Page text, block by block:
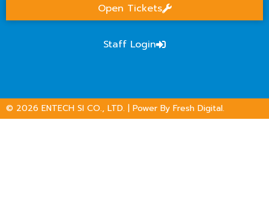
Open Tickets
Staff Login
© 2026 ENTECH SI CO., LTD. | Power By Fresh Digital.